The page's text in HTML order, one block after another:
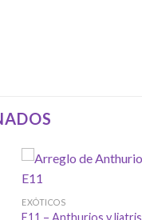
EXÓTICOS
E11 – Anthurios y liatris